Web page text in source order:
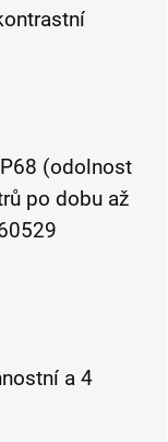
(odolnost
po dobu až
a 4